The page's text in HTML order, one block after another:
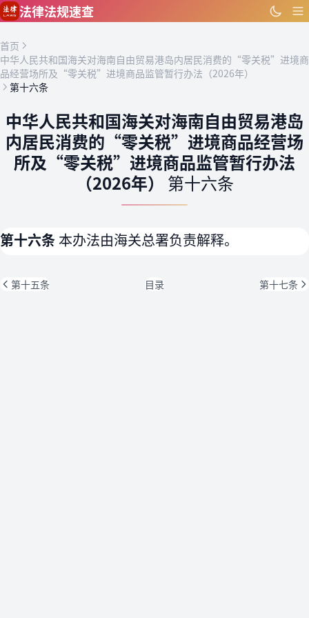
跳到主要内容
法律法规速查
首页
中华人民共和国海关对海南自由贸易港岛内居民消费的“零关税”进境商
品经营场所及“零关税”进境商品监管暂行办法（2026年）
第十六条
中华人民共和国海关对海南自由贸易港岛
内居民消费的“零关税”进境商品经营场
所及“零关税”进境商品监管暂行办法
（2026年） 第十六条
第十六条 本办法由海关总署负责解释。
第十五条 目录 第十七条